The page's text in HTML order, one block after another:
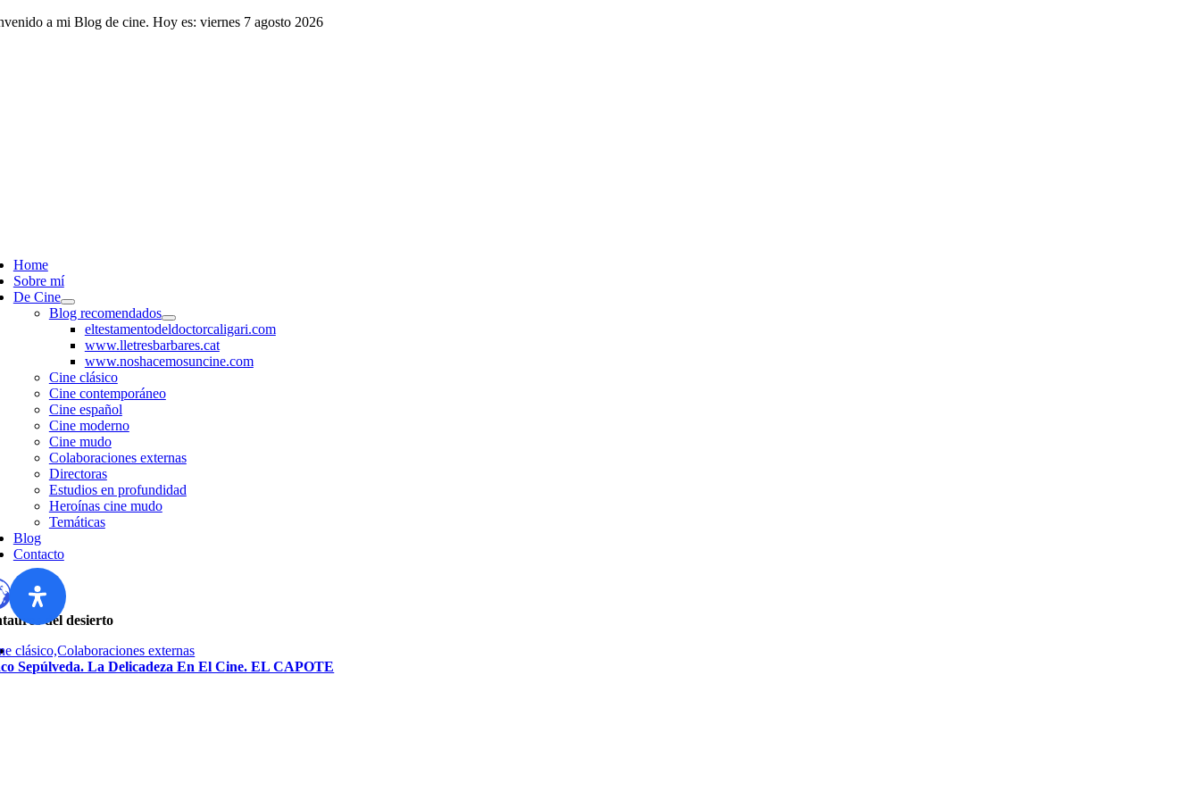
Saltar a mi Blog de cine. Hoy es: viernes 7 agosto 2026
Home
Sobre mí
De Cine
Blog recomendados
eltestamentodeldoctorcaligari.com
www.lletresbarbares.cat
www.noshacemosuncine.com
Cine clásico
Cine contemporáneo
Cine español
Cine moderno
Cine mudo
Colaboraciones externas
Directoras
Estudios en profundidad
Heroínas cine mudo
Temáticas
Blog
Contacto
del desierto
clásico,Colaboraciones externas
Sepúlveda. La Delicadeza En El Cine. EL CAPOTE